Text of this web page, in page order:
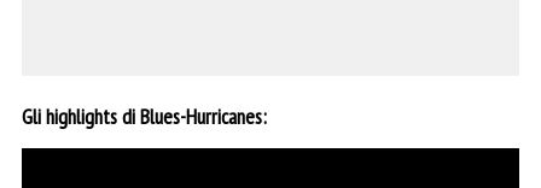
Gli highlights di Blues-Hurricanes: